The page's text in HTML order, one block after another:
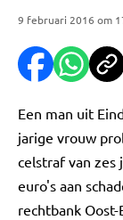
9 februari 2016 om
Een man uit
jarige vrouw
celstraf van zes
euro's aan
rechtbank